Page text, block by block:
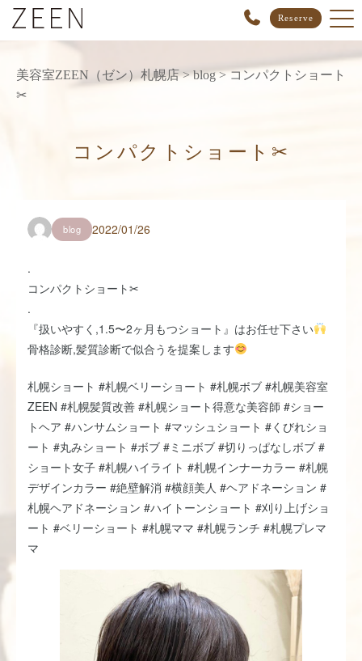
Reserve
美容室ZEEN（ゼン）札幌店>blog>コンパクトショート
✂︎
コンパクトショート✂︎
blog 2022/01/26
.
コンパクトショート✂︎
.
『扱いやすく,1.5〜2ヶ月もつショート』はお任せ下さい
骨格診断,髪質診断で似合うを提案します
札幌ショート #札幌ベリーショート #札幌ボブ #札幌美容室
ZEEN #札幌髪質改善 #札幌ショート得意な美容師 #ショー
トヘア #ハンサムショート #マッシュショート #くびれショ
ート #丸みショート #ボブ #ミニボブ #切りっぱなしボブ #
ショート女子 #札幌ハイライト #札幌インナーカラー #札幌
デザインカラー #絶壁解消 #横顔美人 #ヘアドネーション #
札幌ヘアドネーション #ハイトーンショート #刈り上げショ
ート #ベリーショート #札幌ママ #札幌ランチ #札幌プレマ
マ